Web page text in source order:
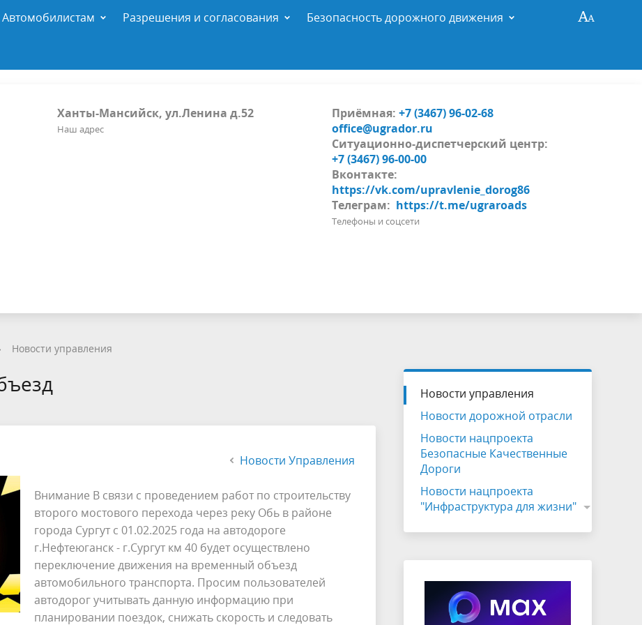
Автомобилистам Разрешения и согласования Безопасность дорожного движения
Ханты-Мансийск, ул.Ленина д.52
Наш адрес
Приёмная: +7 (3467) 96-02-68
office@ugrador.ru
Ситуационно-диспетчерский центр:
+7 (3467) 96-00-00
Вконтакте:
https://vk.com/upravlenie_dorog86
Телеграм: https://t.me/ugraroads
Телефоны и соцсети
Новости управления
Новости Управления
Внимание В связи с проведением работ по строительству
второго мостового перехода через реку Обь в районе
города Сургут с 01.02.2025 года на автодороге
г.Нефтеюганск - г.Сургут км 40 будет осуществлено
переключение движения на временный объезд
автомобильного транспорта. Просим пользователей
автодорог учитывать данную информацию при
планировании поездок, снижать скорость и следовать
Новости управления
Новости дорожной отрасли
Новости нацпроекта
Безопасные Качественные
Дороги
Новости нацпроекта
"Инфраструктура для жизни"